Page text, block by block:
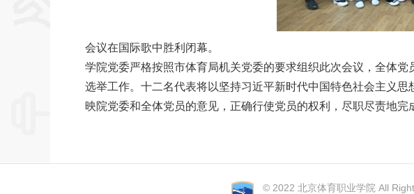
会议在国际歌中胜利闭幕。
学院党委严格按照市体育局机关党委的要求组织此次会议，全体
选举工作。十二名代表将以坚持习近平新时代中国特色社会主义
映院党委和全体党员的意见，正确行使党员的权利，尽职尽责地完
© 2022 北京体育职业学院 All